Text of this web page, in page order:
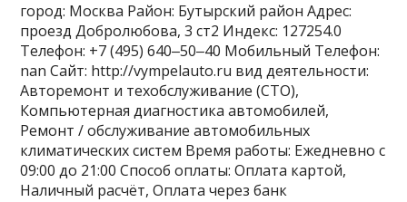
город: Москва Район: Бутырский район Адрес:
проезд Добролюбова, 3 ст2 Индекс: 127254.0
Телефон: +7 (495) 640‒50‒40 Мобильный Телефон:
nan Сайт: http://vympelauto.ru вид деятельности:
Авторемонт и техобслуживание (СТО),
Компьютерная диагностика автомобилей,
Ремонт / обслуживание автомобильных
климатических систем Время работы: Ежедневно с
09:00 до 21:00 Способ оплаты: Оплата картой,
Наличный расчёт, Оплата через банк